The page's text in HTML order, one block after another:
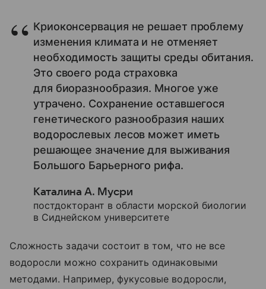
Криоконсервация не решает проблему
изменения климата и не отменяет
необходимость защиты среды обитания.
Это своего рода страховка
для биоразнообразия. Многое уже
утрачено. Сохранение оставшегося
генетического разнообразия наших
водорослевых лесов может иметь
решающее значение для выживания
Большого Барьерного рифа.
Каталина А. Мусри
постдокторант в области морской биологии
в Сиднейском университете
Сложность задачи состоит в том, что не все
водоросли можно сохранить одинаковыми
методами. Например, фукусовые водоросли,